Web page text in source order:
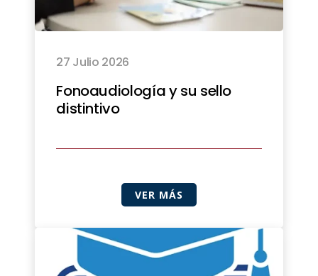
27 Julio 2026
Fonoaudiología y su sello
distintivo
VER MÁS